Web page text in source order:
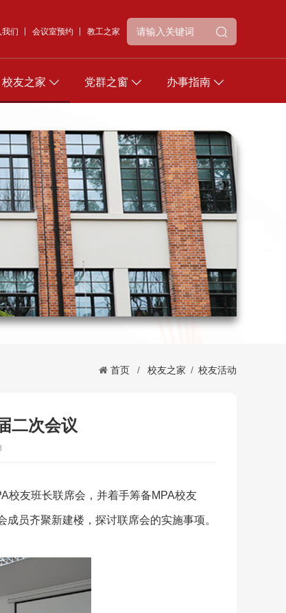
我们 会议室预约 教工之家
校友之家 党群之窗 办事指南
首页 / 校友之家 / 校友活动
二次会议
校友班长联席会，并着手筹备MPA校友
员齐聚新建楼，探讨联席会的实施事项。